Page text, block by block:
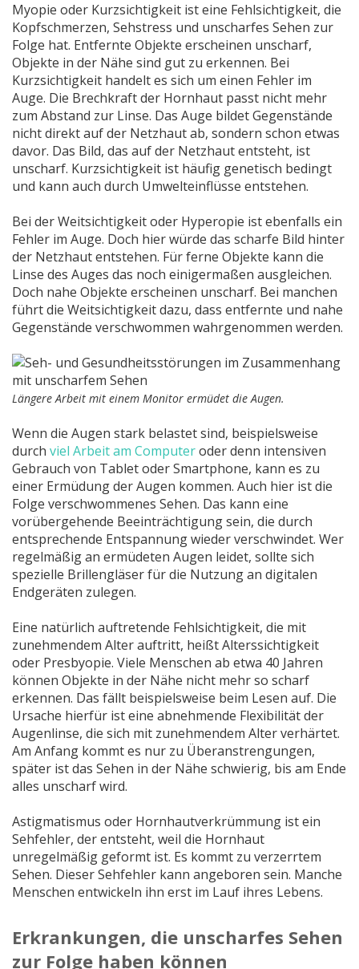
Myopie oder Kurzsichtigkeit ist eine Fehlsichtigkeit, die
Kopfschmerzen, Sehstress und unscharfes Sehen zur
Folge hat. Entfernte Objekte erscheinen unscharf,
Objekte in der Nähe sind gut zu erkennen. Bei
Kurzsichtigkeit handelt es sich um einen Fehler im
Auge. Die Brechkraft der Hornhaut passt nicht mehr
zum Abstand zur Linse. Das Auge bildet Gegenstände
nicht direkt auf der Netzhaut ab, sondern schon etwas
davor. Das Bild, das auf der Netzhaut entsteht, ist
unscharf. Kurzsichtigkeit ist häufig genetisch bedingt
und kann auch durch Umwelteinflüsse entstehen.
Bei der Weitsichtigkeit oder Hyperopie ist ebenfalls ein
Fehler im Auge. Doch hier würde das scharfe Bild hinter
der Netzhaut entstehen. Für ferne Objekte kann die
Linse des Auges das noch einigermaßen ausgleichen.
Doch nahe Objekte erscheinen unscharf. Bei manchen
führt die Weitsichtigkeit dazu, dass entfernte und nahe
Gegenstände verschwommen wahrgenommen werden.
Längere Arbeit mit einem Monitor ermüdet die Augen.
Wenn die Augen stark belastet sind, beispielsweise
durch viel Arbeit am Computeroder denn intensiven
Gebrauch von Tablet oder Smartphone, kann es zu
einer Ermüdung der Augen kommen. Auch hier ist die
Folge verschwommenes Sehen. Das kann eine
vorübergehende Beeinträchtigung sein, die durch
entsprechende Entspannung wieder verschwindet. Wer
regelmäßig an ermüdeten Augen leidet, sollte sich
spezielle Brillengläser für die Nutzung an digitalen
Endgeräten zulegen.
Eine natürlich auftretende Fehlsichtigkeit, die mit
zunehmendem Alter auftritt, heißt Alterssichtigkeit
oder Presbyopie. Viele Menschen ab etwa 40 Jahren
können Objekte in der Nähe nicht mehr so scharf
erkennen. Das fällt beispielsweise beim Lesen auf. Die
Ursache hierfür ist eine abnehmende Flexibilität der
Augenlinse, die sich mit zunehmendem Alter verhärtet.
Am Anfang kommt es nur zu Überanstrengungen,
später ist das Sehen in der Nähe schwierig, bis am Ende
alles unscharf wird.
Astigmatismus oder Hornhautverkrümmung ist ein
Sehfehler, der entsteht, weil die Hornhaut
unregelmäßig geformt ist. Es kommt zu verzerrtem
Sehen. Dieser Sehfehler kann angeboren sein. Manche
Menschen entwickeln ihn erst im Lauf ihres Lebens.
Erkrankungen, die unscharfes Sehen
zur Folge haben können